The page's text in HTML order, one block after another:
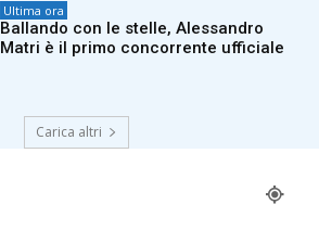
Ultima ora
Ballando con le stelle, Alessandro
Matri è il primo concorrente ufficiale
Carica altri